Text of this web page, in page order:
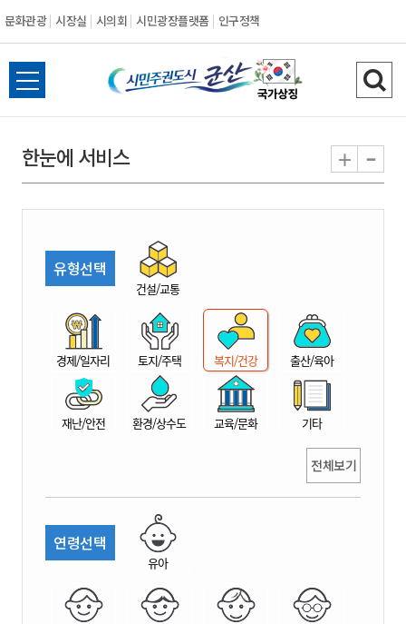
문화관광 시장실 시의회 시민광장플랫폼 인구정책
시
민
권
시
산
전
체
뉴
열
검
색
기
한눈에 서비스 + -
유형선택
건설/교통
경제/일자리 토지/주택 복지/건강 출산/육아
재난/안전 환경/상수도 교육/문화 기타
전체보기
연령선택
유아